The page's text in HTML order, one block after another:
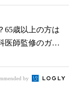
65歳以上の方は
医師監修のガ
by